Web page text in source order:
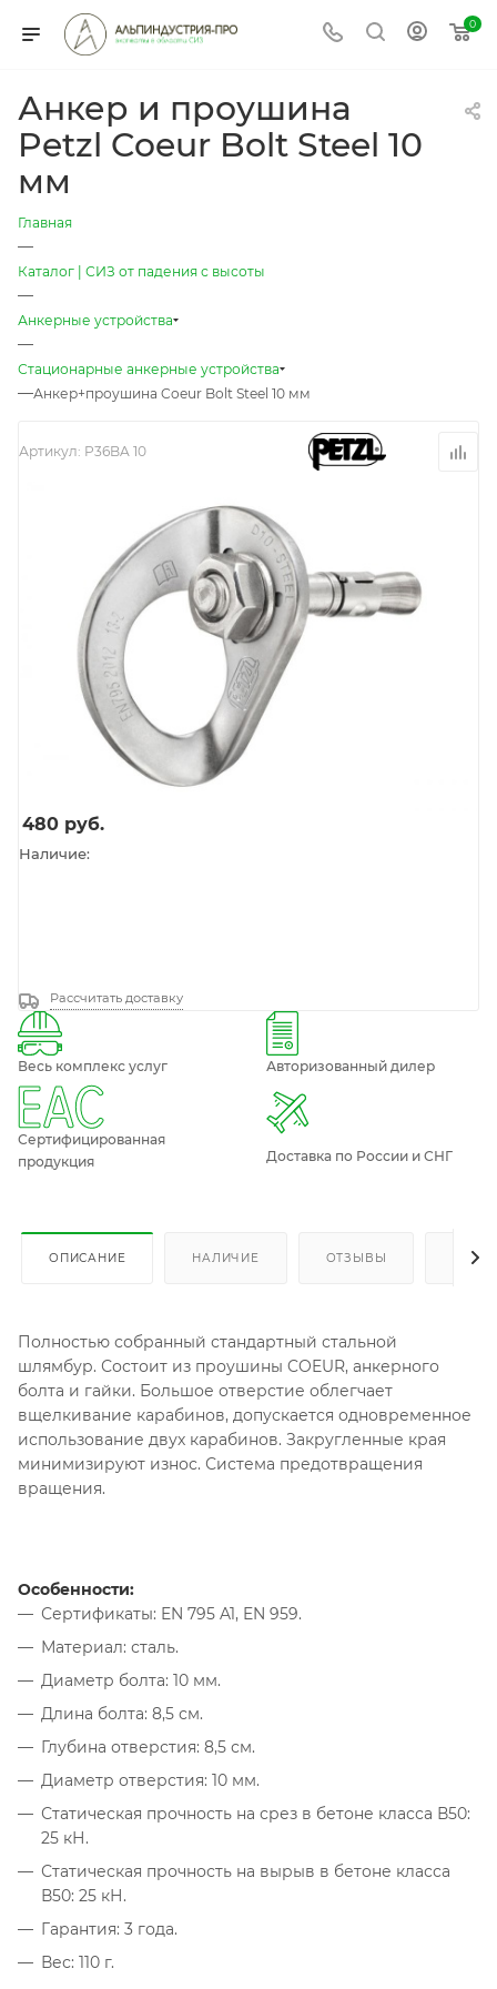
0
Анкер и проушина
Petzl Coeur Bolt Steel 10
мм
Главная
—
Каталог | СИЗ от падения с высоты
—
Анкерные устройства
—
Стационарные анкерные устройства
—Анкер+проушина Coeur Bolt Steel 10 мм
Артикул: P36BA 10
480 руб.
Наличие:
Рассчитать доставку
Весь комплекс услуг Авторизованный дилер
Сертифицированная
продукция
Доставка по России и СНГ
ОПИСАНИЕ НАЛИЧИЕ ОТЗЫВЫ КАК
Полностью собранный стандартный стальной
шлямбур. Состоит из проушины COEUR, анкерного
болта и гайки. Большое отверстие облегчает
вщелкивание карабинов, допускается одновременное
использование двух карабинов. Закругленные края
минимизируют износ. Система предотвращения
вращения.
Особенности:
Сертификаты: EN 795 A1, EN 959.
Материал: сталь.
Диаметр болта: 10 мм.
Длина болта: 8,5 см.
Глубина отверстия: 8,5 см.
Диаметр отверстия: 10 мм.
Статическая прочность на срез в бетоне класса В50:
25 кН.
Статическая прочность на вырыв в бетоне класса
В50: 25 кН.
Гарантия: 3 года.
Вес: 110 г.